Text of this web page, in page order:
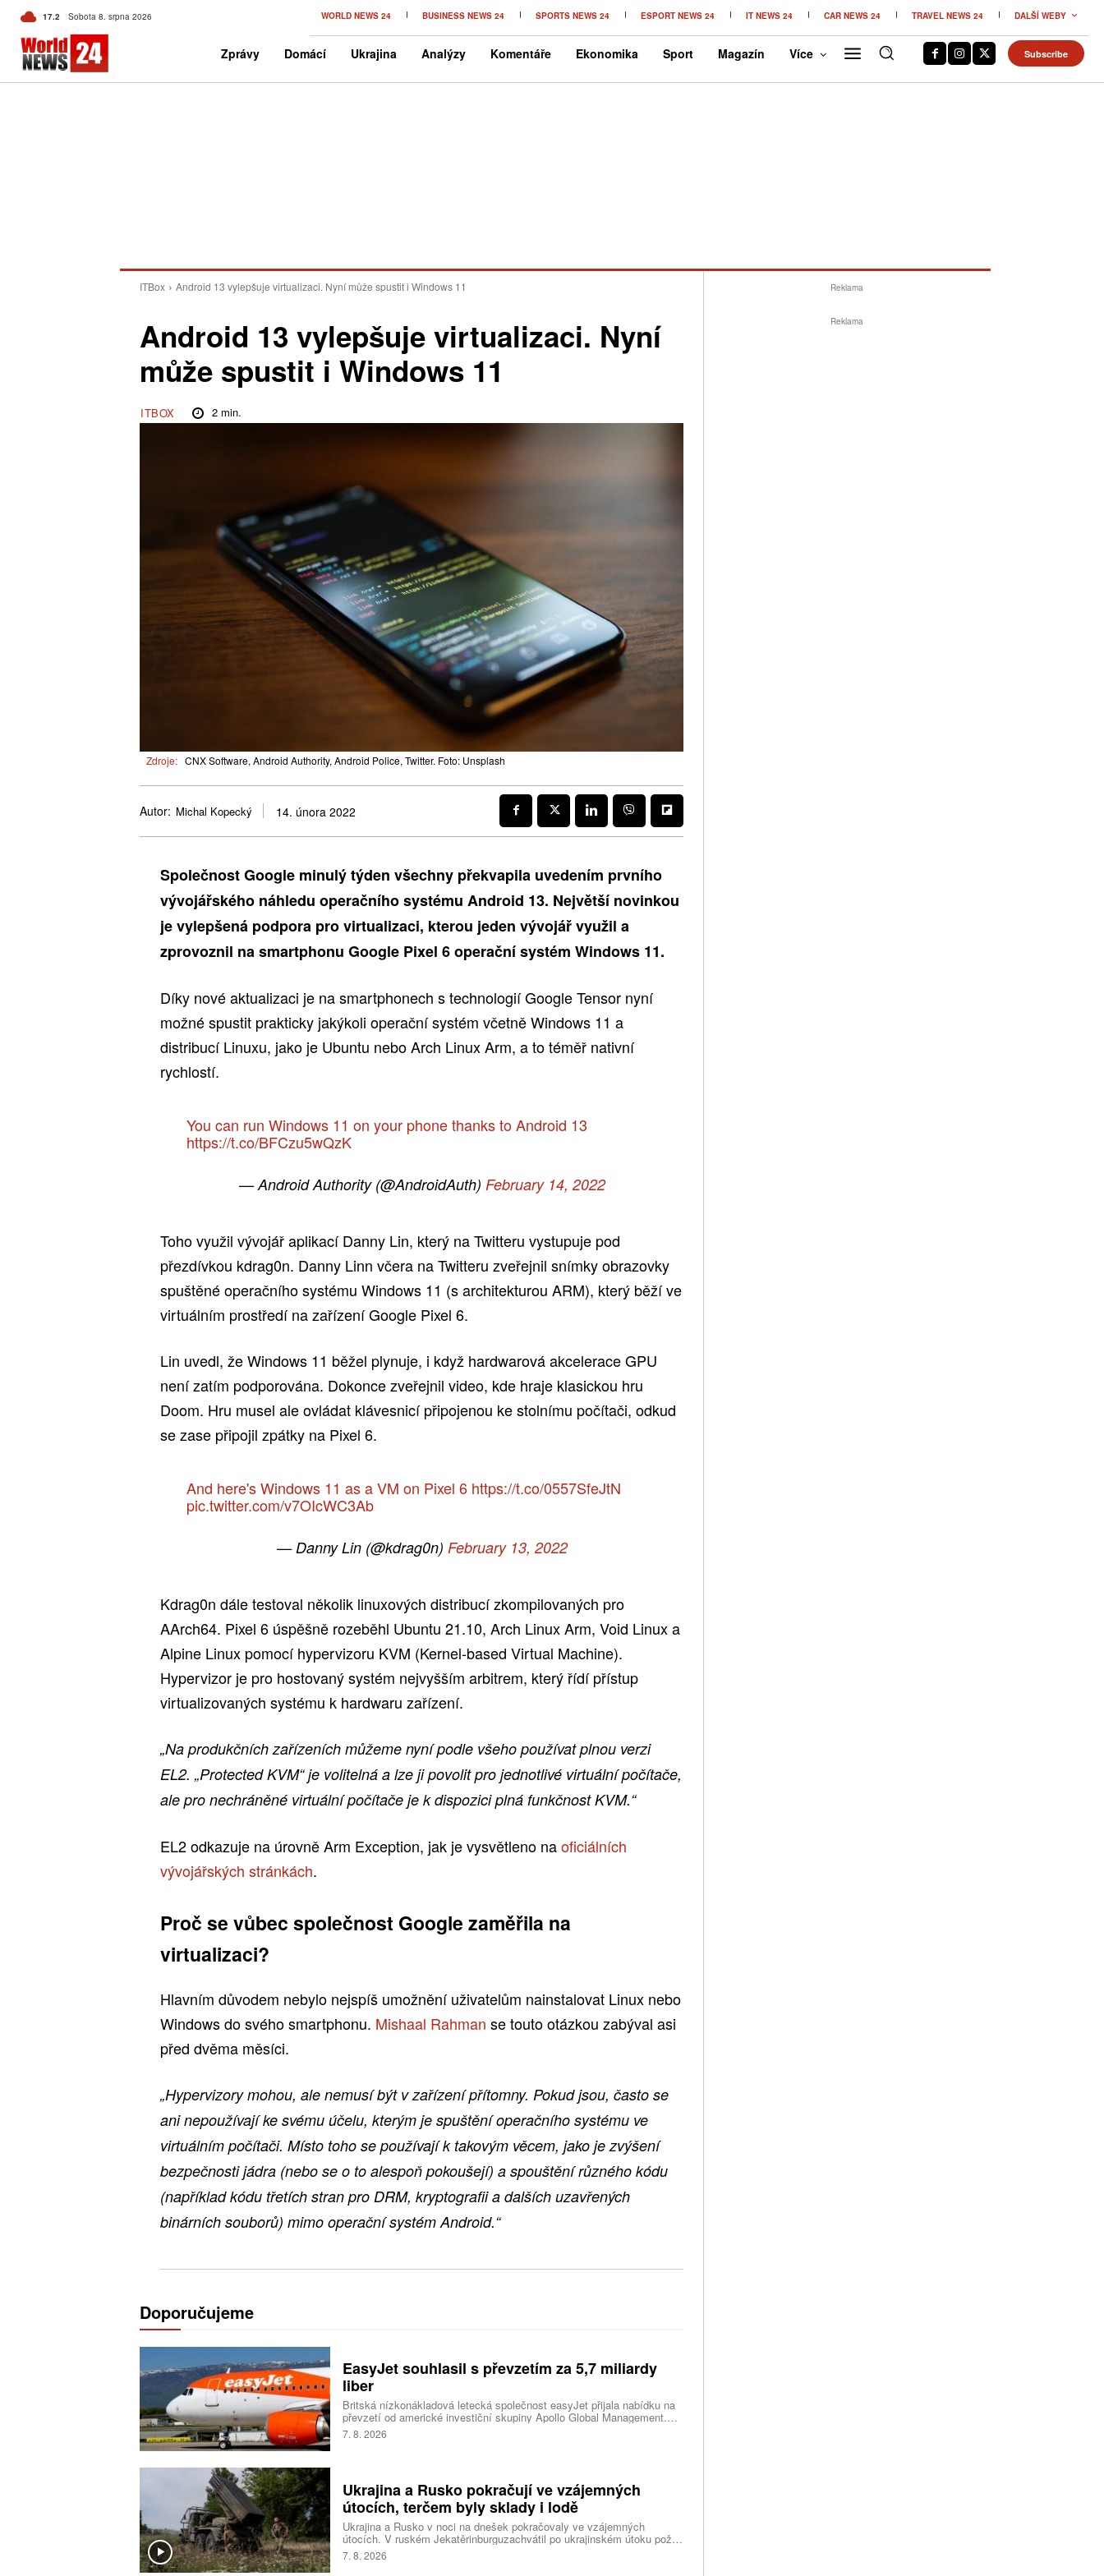
17.2 C Czech
Sobota 8. srpna 2026 WORLD NEWS 24 BUSINESS NEWS 24 SPORTS NEWS 24 ESPORT NEWS 24 IT NEWS 24 CAR NEWS 24 TRAVEL NEWS 24 DALŠÍ WEBY
Zprávy Domácí Ukrajina Analýzy Komentáře Ekonomika Sport Magazín Více Subscribe
ITBox Android 13 vylepšuje virtualizaci. Nyní může spustit i Windows 11
Android 13 vylepšuje virtualizaci. Nyní
může spustit i Windows 11
ITBOX 2min.
Zdroje: CNX Software, Android Authority, Android Police, Twitter. Foto: Unsplash
Autor: Michal Kopecký 14. února 2022
Společnost Google minulý týden všechny překvapila uvedením prvního
vývojářského náhledu operačního systému Android 13. Největší novinkou
je vylepšená podpora pro virtualizaci, kterou jeden vývojář využil a
zprovoznil na smartphonu Google Pixel 6 operační systém Windows 11.
Díky nové aktualizaci je na smartphonech s technologií Google Tensor nyní
možné spustit prakticky jakýkoli operační systém včetně Windows 11 a
distribucí Linuxu, jako je Ubuntu nebo Arch Linux Arm, a to téměř nativní
rychlostí.
You can run Windows 11 on your phone thanks to Android 13
https://t.co/BFCzu5wQzK
— Android Authority (@AndroidAuth) February 14, 2022
Toho využil vývojář aplikací Danny Lin, který na Twitteru vystupuje pod
přezdívkou kdrag0n. Danny Linn včera na Twitteru zveřejnil snímky obrazovky
spuštěné operačního systému Windows 11 (s architekturou ARM), který běží ve
virtuálním prostředí na zařízení Google Pixel 6.
Lin uvedl, že Windows 11 běžel plynuje, i když hardwarová akcelerace GPU
není zatím podporována. Dokonce zveřejnil video, kde hraje klasickou hru
Doom. Hru musel ale ovládat klávesnicí připojenou ke stolnímu počítači, odkud
se zase připojil zpátky na Pixel 6.
And here's Windows 11 as a VM on Pixel 6 https://t.co/0557SfeJtN
pic.twitter.com/v7OIcWC3Ab
— Danny Lin (@kdrag0n) February 13, 2022
Kdrag0n dále testoval několik linuxových distribucí zkompilovaných pro
AArch64. Pixel 6 úspěšně rozeběhl Ubuntu 21.10, Arch Linux Arm, Void Linux a
Alpine Linux pomocí hypervizoru KVM (Kernel-based Virtual Machine).
Hypervizor je pro hostovaný systém nejvyšším arbitrem, který řídí přístup
virtualizovaných systému k hardwaru zařízení.
„Na produkčních zařízeních můžeme nynípodle všeho používat plnou verzi
EL2. „Protected KVM“ je volitelná a lze ji povolit pro jednotlivé virtuální počítače,
ale pro nechráněné virtuální počítače je k dispozici plná funkčnost KVM.“
EL2 odkazuje na úrovně Arm Exception, jak je vysvětleno naoficiálních
vývojářských stránkách.
Proč se vůbec společnost Google zaměřila na
virtualizaci?
Hlavním důvodem nebylo nejspíš umožnění uživatelům nainstalovat Linux nebo
Windows do svého smartphonu. Mishaal Rahman se touto otázkou zabýval asi
před dvěma měsíci.
„Hypervizory mohou, ale nemusí být v zařízení přítomny. Pokud jsou, často se
ani nepoužívají ke svému účelu, kterým je spuštění operačního systému ve
virtuálním počítači. Místo toho se používají k takovým věcem, jako je zvýšení
bezpečnosti jádra (nebo se o to alespoň pokoušejí) a spouštění různého kódu
(například kódu třetích stran pro DRM, kryptografii a dalších uzavřených
binárních souborů) mimo operační systém Android.“
Doporučujeme
EasyJet souhlasil s převzetím za 5,7 miliardy
liber
Britská nízkonákladová letecká společnost easyJet přijala nabídku na
převzetí od americké investiční skupiny Apollo Global Management.
Transakce oceňuje aerolinku na 5,7 miliardy liber, tedy přibližně 162
miliard korun.
7. 8. 2026
Ukrajina a Rusko pokračují ve vzájemných
útocích, terčem byly sklady i lodě
Ukrajina a Rusko v noci na dnešek pokračovaly ve vzájemných
útocích. V ruském Jekatěrinburguzachvátil po ukrajinském útoku požár
logistické centrum ruského internetového prodejce Wildberries.
Společnost o tom informovala bez podrobností na síti Telegram.
7. 8. 2026
Reklama
Reklama